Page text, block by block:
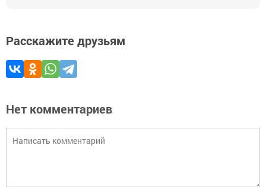
Расскажите друзьям
Нет комментариев